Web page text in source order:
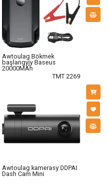
Awtoulag Bökmek
başlangyjy Baseus
20000MAh
TMT 2269
Awtoulag kamerasy DDPAI
Dash Cam Mini